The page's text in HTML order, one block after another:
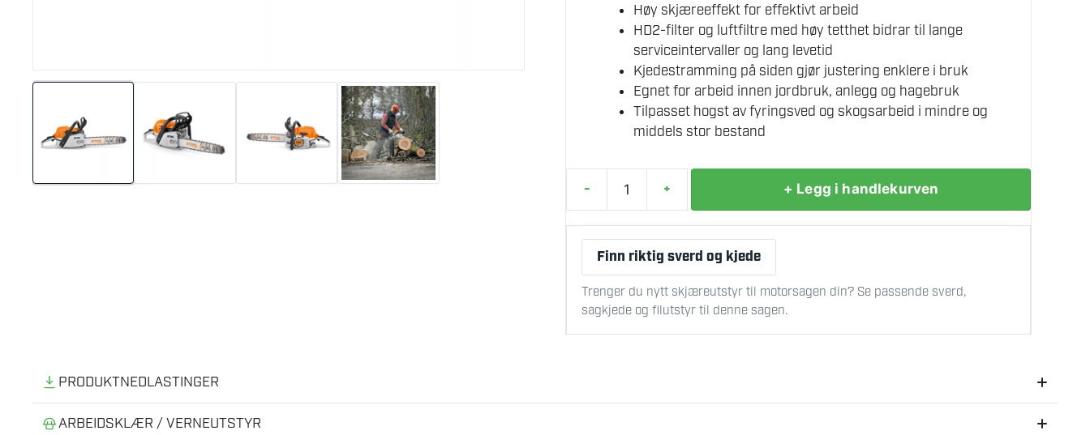
Høy skjæreeffekt for effektivt arbeid
HD2-filter og luftfiltre med høy tetthet bidrar til lange
serviceintervaller og lang levetid
Kjedestramming på siden gjør justering enklere i bruk
Egnet for arbeid innen jordbruk, anlegg og hagebruk
Tilpasset hogst av fyringsved og skogsarbeid i mindre og
middels stor bestand
-
271
MOTORSAG
antall
+ + Legg i handlekurven
Finn riktig sverd og kjede
Trenger du nytt skjæreutstyr til motorsagen din? Se passende sverd,
sagkjede og filutstyr til denne sagen.
PRODUKTNEDLASTINGER
ARBEIDSKLÆR / VERNEUTSTYR